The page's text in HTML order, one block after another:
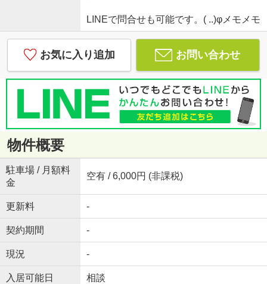
LINEで問合せも可能です。( ..)φメモメモ
お気に入り追加 お問い合わせ
物件概要
駐車場 / 月額料
金
空有 / 6,000円 (非課税)
更新料 -
契約期間 -
現況 -
入居可能日 相談